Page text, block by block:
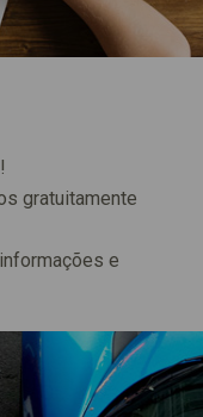
gratuitamente
e